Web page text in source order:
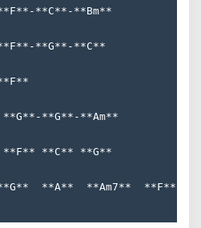
**C**-**Bm**
**G**-**C**
**G**-**Am**
**C** **G**
**A**  **Am7**  **F**